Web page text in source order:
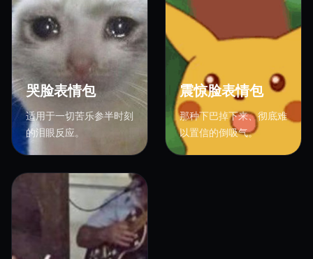
哭脸表情包
适用于一切苦乐参半时刻
的泪眼反应。
震惊脸表情包
那种下巴掉下来、彻底难
以置信的倒吸气。